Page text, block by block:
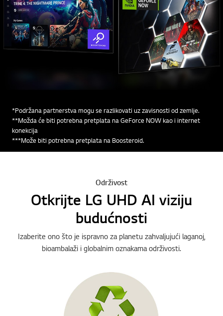
*Podržana partnerstva mogu se razlikovati uz zavisnosti od zemlje.
**Možda će biti potrebna pretplata na GeForce NOW kao i internet
konekcija
***Može biti potrebna pretplata na Boosteroid.
Održivost
Otkrijte LG UHD AI viziju
budućnosti
Izaberite ono što je ispravno za planetu zahvaljujući laganoj,
bioambalaži i globalnim oznakama održivosti.